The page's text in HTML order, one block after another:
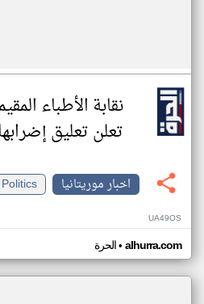
نقابة الأطباء
تعلن تعليق
اخبار موريتانيا
Politics
UA49OS
الحرة• alhurra.com